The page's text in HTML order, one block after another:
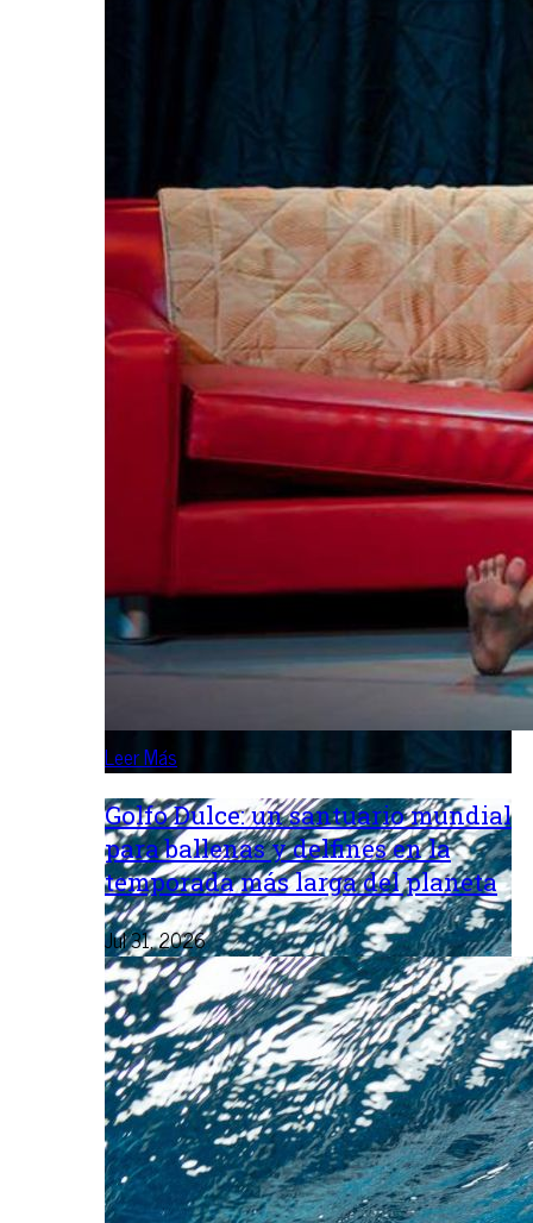
Leer Más
Golfo Dulce: un santuario mundial
para ballenas y delfines en la
temporada más larga del planeta
Jul 31, 2026